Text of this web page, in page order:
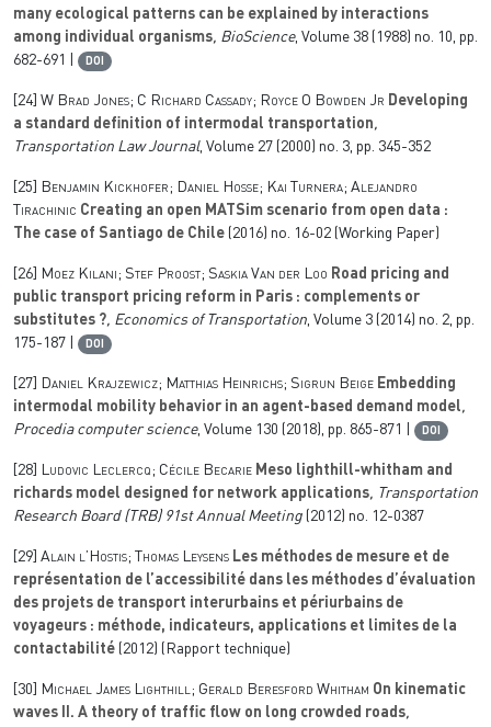
many ecological patterns can be explained by interactions
among individual organisms, BioScience, Volume 38 (1988) no. 10, pp.
682-691 |
DOI
[24] W Brad Jones; C Richard Cassady; Royce O Bowden Jr Developing
a standard definition of intermodal transportation,
Transportation Law Journal, Volume 27 (2000) no. 3, pp. 345-352
[25]
Benjamin Kickhofer; Daniel Hosse; Kai Turnera; Alejandro
Tirachinic Creating an open MATSim scenario from open data :
The case of Santiago de Chile (2016) no. 16-02 (Working Paper)
[26] Moez Kilani; Stef Proost; Saskia Van der Loo Road pricing and
public transport pricing reform in Paris : complements or
substitutes ?, Economics of Transportation, Volume 3 (2014) no. 2, pp.
175-187 |
DOI
[27] Daniel Krajzewicz; Matthias Heinrichs; Sigrun Beige Embedding
intermodal mobility behavior in an agent-based demand model,
Procedia computer science, Volume 130 (2018), pp. 865-871 | DOI
[28] Ludovic Leclercq; Cécile Becarie Meso lighthill-whitham and
richards model designed for network applications, Transportation
Research Board (TRB) 91st Annual Meeting (2012) no. 12-0387
[29] Alain l’Hostis; Thomas Leysens Les méthodes de mesure et de
représentation de l’accessibilité dans les méthodes d’évaluation
des projets de transport interurbains et périurbains de
voyageurs : méthode, indicateurs, applications et limites de la
contactabilité (2012) (Rapport technique)
[30] Michael James Lighthill; Gerald Beresford Whitham On kinematic
waves II. A theory of traffic flow on long crowded roads,